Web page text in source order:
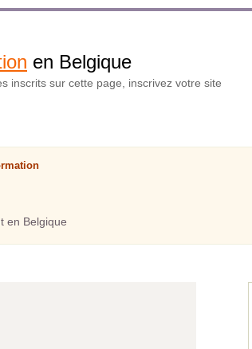
en Belgique
inscrits sur cette page, inscrivez votre site
en Belgique